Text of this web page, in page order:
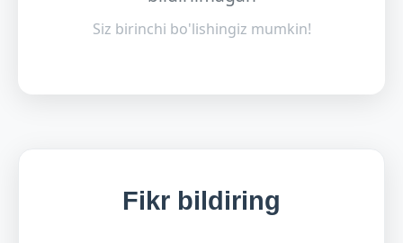
Siz birinchi bo'lishingiz mumkin!
Fikr bildiring